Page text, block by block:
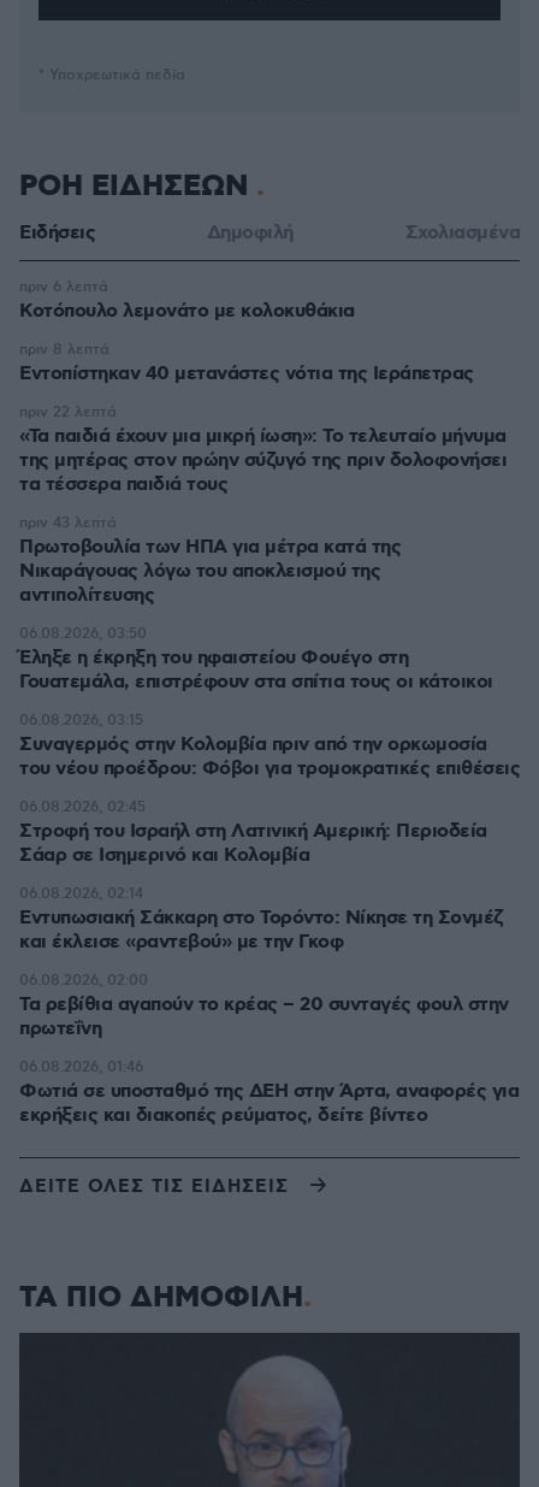
* Υποχρεωτικά πεδία
ΡΟΗ ΕΙΔΗΣΕΩΝ
Ειδήσεις Δημοφιλή Σχολιασμένα
Κοτόπουλο λεμονάτο με κολοκυθάκια
πριν 6 λεπτά
Εντοπίστηκαν 40 μετανάστες νότια της Ιεράπετρας
πριν 8 λεπτά
«Τα παιδιά έχουν μια μικρή ίωση»: Το τελευταίο μήνυμα
της μητέρας στον πρώην σύζυγό της πριν δολοφονήσει
τα τέσσερα παιδιά τους
πριν 22 λεπτά
Πρωτοβουλία των ΗΠΑ για μέτρα κατά της
Νικαράγουας λόγω του αποκλεισμού της
αντιπολίτευσης
πριν 43 λεπτά
Έληξε η έκρηξη του ηφαιστείου Φουέγο στη
Γουατεμάλα, επιστρέφουν στα σπίτια τους οι κάτοικοι
06.08.2026, 03:50
Συναγερμός στην Κολομβία πριν από την ορκωμοσία
του νέου προέδρου: Φόβοι για τρομοκρατικές επιθέσεις
06.08.2026, 03:15
Στροφή του Ισραήλ στη Λατινική Αμερική: Περιοδεία
Σάαρ σε Ισημερινό και Κολομβία
06.08.2026, 02:45
Εντυπωσιακή Σάκκαρη στο Τορόντο: Νίκησε τη Σονμέζ
και έκλεισε «ραντεβού» με την Γκοφ
06.08.2026, 02:14
Τα ρεβίθια αγαπούν το κρέας – 20 συνταγές φουλ στην
πρωτεΐνη
06.08.2026, 02:00
Φωτιά σε υποσταθμό της ΔΕΗ στην Άρτα, αναφορές για
εκρήξεις και διακοπές ρεύματος, δείτε βίντεο
06.08.2026, 01:46
ΔΕΙΤΕ ΟΛΕΣ ΤΙΣ ΕΙΔΗΣΕΙΣ
ΤΑ ΠΙΟ ΔΗΜΟΦΙΛΗ